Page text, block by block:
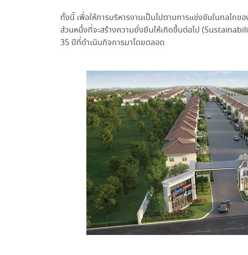
ทั้งนี้ เพื่อให้การบริหารงานเป็นไปตามการแข่งขันในกลไก
ส่วนหนึ่งที่จะสร้างความยั่งยืนให้เกิดขึ้นต่อไป
35 ปีที่ดำเนินกิจการมาโดยตลอด